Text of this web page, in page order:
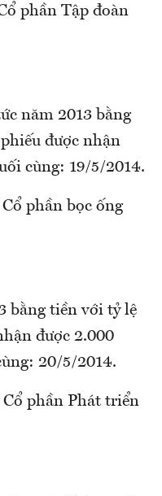
phần Tập đoàn
năm 2013 bằng
được nhận
cùng: 19/5/2014.
phần bọc ống
bằng tiền với tỷ lệ
được 2.000
20/5/2014.
phần Phát triển